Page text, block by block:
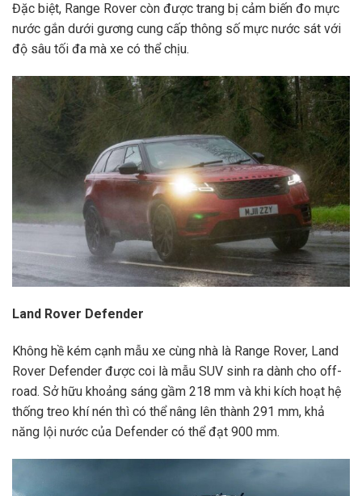
Đặc biệt, Range Rover còn được trang bị cảm biến đo mực
nước gắn dưới gương cung cấp thông số mực nước sát với
độ sâu tối đa mà xe có thể chịu.
Land Rover Defender
Không hề kém cạnh mẫu xe cùng nhà là Range Rover, Land
Rover Defender được coi là mẫu SUV sinh ra dành cho off-
road. Sở hữu khoảng sáng gầm 218 mm và khi kích hoạt hệ
thống treo khí nén thì có thể nâng lên thành 291 mm, khả
năng lội nước của Defender có thể đạt 900 mm.